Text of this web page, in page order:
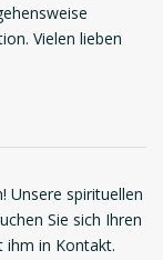
Vielen lieben
Unsere spirituellen
Sie sich Ihren
ihm in Kontakt.